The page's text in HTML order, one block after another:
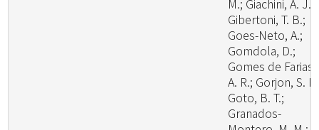
M.; Giachini, A. J.;
Gibertoni, T. B.;
Goes-Neto, A.;
Gomdola, D.;
Gomes de Farias,
A. R.; Gorjon, S.
Goto, B. T.;
Granados-